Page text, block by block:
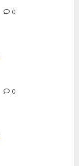
0
0